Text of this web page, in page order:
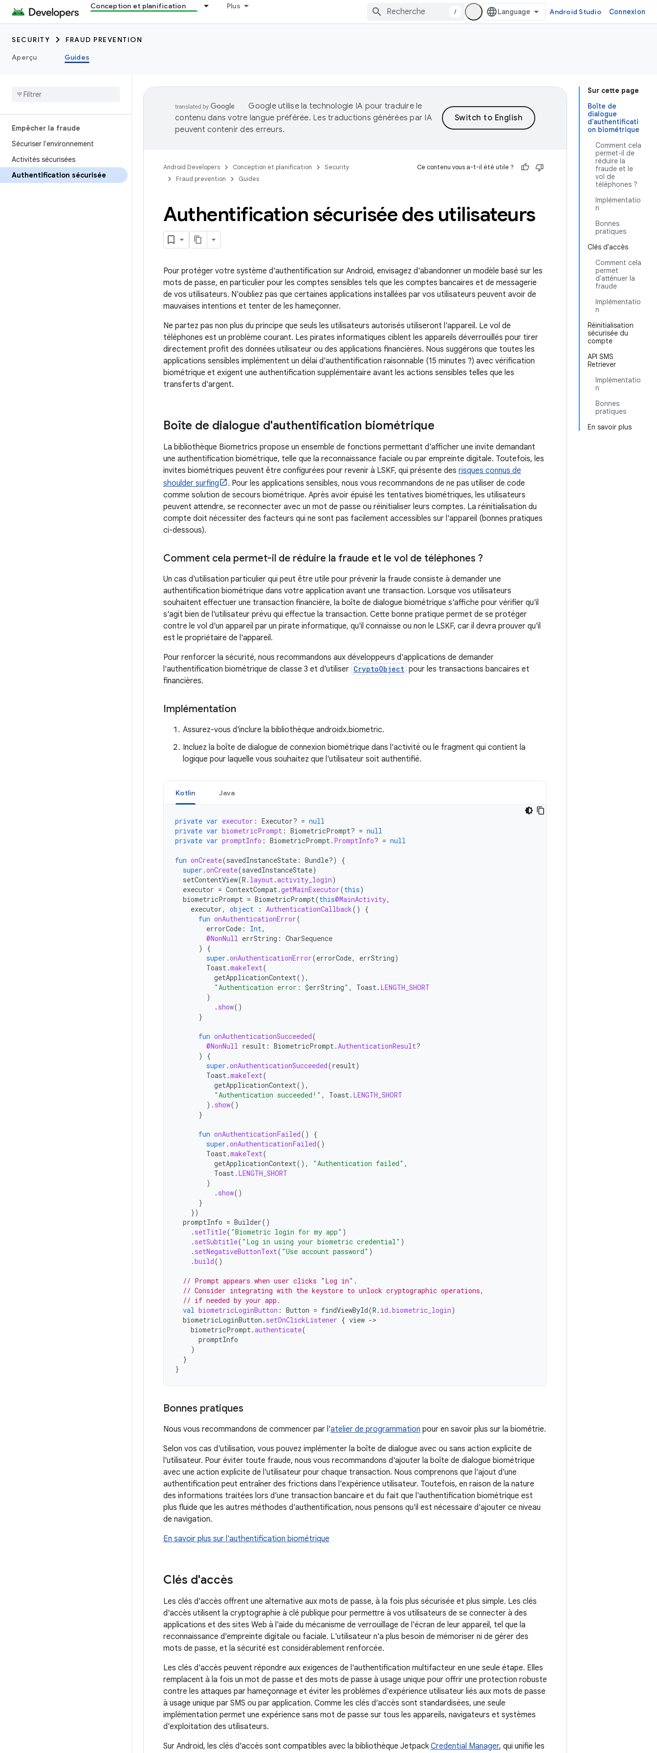
Conception et planification Plus
/ Android Studio Connexion
SECURITY
FRAUD PREVENTION
Aperçu
Guides
Empêcher la fraude
Sécuriser l'environnement
Activités sécurisées
Authentification sécurisée
Sur cette page
Boîte de
dialogue
d'authentificati
on biométrique
Comment cela
permet-il de
réduire la
fraude et le
vol de
téléphones ?
Implémentatio
n
Bonnes
pratiques
Clés d'accès
Comment cela
permet
d'atténuer la
fraude
Implémentatio
n
Réinitialisation
sécurisée du
compte
API SMS
Retriever
Implémentatio
n
Bonnes
pratiques
En savoir plus
Google utilise la technologie IA pour traduire le
contenu dans votre langue préférée. Les traductions générées par IA
peuvent contenir des erreurs.
Android Developers Conception et planification
Security
Fraud prevention
Guides
Ce contenu vous a-t-il été utile ?
Authentification sécurisée des utilisateurs
Pour protéger votre système d'authentification sur Android, envisagez d'abandonner un modèle basé sur les
mots de passe, en particulier pour les comptes sensibles tels que les comptes bancaires et de messagerie
de vos utilisateurs. N'oubliez pas que certaines applications installées par vos utilisateurs peuvent avoir de
mauvaises intentions et tenter de les hameçonner.
Ne partez pas non plus du principe que seuls les utilisateurs autorisés utiliseront l'appareil. Le vol de
téléphones est un problème courant. Les pirates informatiques ciblent les appareils déverrouillés pour tirer
directement profit des données utilisateur ou des applications financières. Nous suggérons que toutes les
applications sensibles implémentent un délai d'authentification raisonnable (15 minutes ?) avec vérification
biométrique et exigent une authentification supplémentaire avant les actions sensibles telles que les
transferts d'argent.
Boîte de dialogue d'authentification biométrique
La bibliothèque Biometrics propose un ensemble de fonctions permettant d'afficher une invite demandant
une authentification biométrique, telle que la reconnaissance faciale ou par empreinte digitale. Toutefois, les
invites biométriques peuvent être configurées pour revenir à LSKF, qui présente des risques connus de
shoulder surfing
. Pour les applications sensibles, nous vous recommandons de ne pas utiliser de code
comme solution de secours biométrique. Après avoir épuisé les tentatives biométriques, les utilisateurs
peuvent attendre, se reconnecter avec un mot de passe ou réinitialiser leurs comptes. La réinitialisation du
compte doit nécessiter des facteurs qui ne sont pas facilement accessibles sur l'appareil (bonnes pratiques
ci-dessous).
Comment cela permet-il de réduire la fraude et le vol de téléphones ?
Un cas d'utilisation particulier qui peut être utile pour prévenir la fraude consiste à demander une
authentification biométrique dans votre application avant une transaction. Lorsque vos utilisateurs
souhaitent effectuer une transaction financière, la boîte de dialogue biométrique s'affiche pour vérifier qu'il
s'agit bien de l'utilisateur prévu qui effectue la transaction. Cette bonne pratique permet de se protéger
contre le vol d'un appareil par un pirate informatique, qu'il connaisse ou non le LSKF, car il devra prouver qu'il
est le propriétaire de l'appareil.
Pour renforcer la sécurité, nous recommandons aux développeurs d'applications de demander
l'authentification biométrique de classe 3 et d'utiliser CryptoObject pour les transactions bancaires et
financières.
Implémentation
Assurez-vous d'inclure la bibliothèque androidx.biometric.
Incluez la boîte de dialogue de connexion biométrique dans l'activité ou le fragment qui contient la
logique pour laquelle vous souhaitez que l'utilisateur soit authentifié.
Kotlin Java
private var executor : Executor? = null
private var biometricPrompt : BiometricPrompt? = null
private var promptInfo : BiometricPrompt. PromptInfo? = null
fun onCreate(savedInstanceState : Bundle?)
{
super .onCreate(savedInstanceState)
setContentView(R . layout.activity_login)
executor = ContextCompat.getMainExecutor(this)
biometricPrompt = BiometricPrompt(this@MainActivity,
executor, object : AuthenticationCallback()
{
fun onAuthenticationError(
errorCode : Int,
@NonNull errString : CharSequence
)
{
super .onAuthenticationError(errorCode, errString)
Toast.makeText(
getApplicationContext(),
"Authentication error: $errString" , Toast. LENGTH_SHORT
)
. show()
}
fun onAuthenticationSucceeded(
@NonNull result : BiometricPrompt.AuthenticationResult?
)
{
super .onAuthenticationSucceeded(result)
Toast.makeText(
getApplicationContext(),
"Authentication succeeded!" , Toast. LENGTH_SHORT
). show()
}
fun onAuthenticationFailed()
{
super .onAuthenticationFailed()
Toast.makeText(
getApplicationContext(), "Authentication failed" ,
Toast. LENGTH_SHORT
)
. show()
}
})
promptInfo = Builder()
. setTitle( "Biometric login for my app" )
. setSubtitle( "Log in using your biometric credential" )
. setNegativeButtonText( "Use account password" )
.build()
// Prompt appears when user clicks "Log in".
// Consider integrating with the keystore to unlock cryptographic operations,
// if needed by your app.
val biometricLoginButton : Button = findViewById(R . id .biometric_login)
biometricLoginButton . setOnClickListener { view -
biometricPrompt.authenticate(
promptInfo
)
}
}
Bonnes pratiques
Nous vous recommandons de commencer par l'atelier de programmation pour en savoir plus sur la biométrie.
Selon vos cas d'utilisation, vous pouvez implémenter la boîte de dialogue avec ou sans action explicite de
l'utilisateur. Pour éviter toute fraude, nous vous recommandons d'ajouter la boîte de dialogue biométrique
avec une action explicite de l'utilisateur pour chaque transaction. Nous comprenons que l'ajout d'une
authentification peut entraîner des frictions dans l'expérience utilisateur. Toutefois, en raison de la nature
des informations traitées lors d'une transaction bancaire et du fait que l'authentification biométrique est
plus fluide que les autres méthodes d'authentification, nous pensons qu'il est nécessaire d'ajouter ce niveau
de navigation.
En savoir plus sur l'authentification biométrique
Clés d'accès
Les clés d'accès offrent une alternative aux mots de passe, à la fois plus sécurisée et plus simple. Les clés
d'accès utilisent la cryptographie à clé publique pour permettre à vos utilisateurs de se connecter à des
applications et des sites Web à l'aide du mécanisme de verrouillage de l'écran de leur appareil, tel que la
reconnaissance d'empreinte digitale ou faciale. L'utilisateur n'a plus besoin de mémoriser ni de gérer des
mots de passe, et la sécurité est considérablement renforcée.
Les clés d'accès peuvent répondre aux exigences de l'authentification multifacteur en une seule étape. Elles
remplacent à la fois un mot de passe et des mots de passe à usage unique pour offrir une protection robuste
contre les attaques par hameçonnage et éviter les problèmes d'expérience utilisateur liés aux mots de passe
à usage unique par SMS ou par application. Comme les clés d'accès sont standardisées, une seule
implémentation permet une expérience sans mot de passe sur tous les appareils, navigateurs et systèmes
d'exploitation des utilisateurs.
Sur Android, les clés d'accès sont compatibles avec la bibliothèque Jetpack Credential Manager, qui unifie les